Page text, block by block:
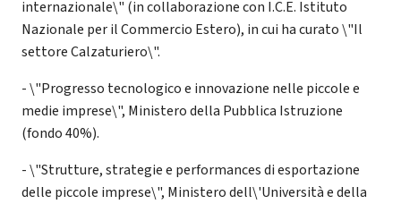
internazionale\" (in collaborazione con I.C.E. Istituto
Nazionale per il Commercio Estero), in cui ha curato \"Il
settore Calzaturiero\".
- \"Progresso tecnologico e innovazione nelle piccole e
medie imprese\", Ministero della Pubblica Istruzione
(fondo 40%).
- \"Strutture, strategie e performances di esportazione
delle piccole imprese\", Ministero dell\'Università e della